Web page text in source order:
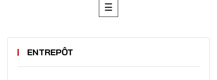
Basculer
la
☰
ENTREPÔT